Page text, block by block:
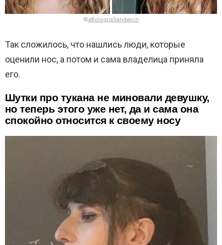
©aBolognaSandwich
Так сложилось, что нашлись люди, которые
оценили нос, а потом и сама владелица приняла
его.
Шутки про тукана не миновали девушку,
но теперь этого уже нет, да и сама она
спокойно относится к своему носу